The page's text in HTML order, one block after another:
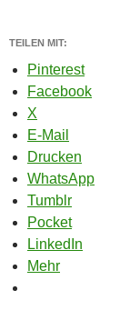
TEILEN MIT:
Pinterest
Facebook
X
E-Mail
Drucken
WhatsApp
Tumblr
Pocket
LinkedIn
Mehr